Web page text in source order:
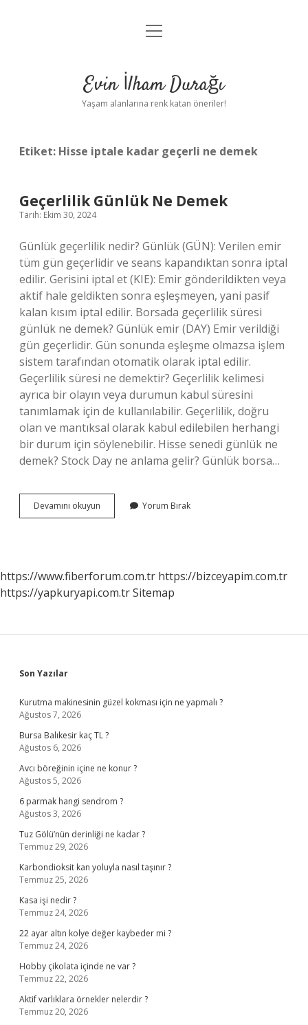
Anasayfa
Yasal Uyarı
menüyü
Evin İlham Durağı
Yaşam alanlarına renk katan öneriler!
Etiket: Hisse iptale kadar geçerli ne demek
Geçerlilik Günlük Ne Demek
Tarih: Ekim 30, 2024
Günlük geçerlilik nedir? Günlük (GÜN): Verilen emir
tüm gün geçerlidir ve seans kapandıktan sonra iptal
edilir. Gerisini iptal et (KIE): Emir gönderildikten veya
aktif hale geldikten sonra eşleşmeyen, yani pasif
kalan kısım iptal edilir. Borsada geçerlilik süresi
günlük ne demek? Günlük emir (DAY) Emir verildiği
gün geçerlidir. Gün sonunda eşleşme olmazsa işlem
sistem tarafından otomatik olarak iptal edilir.
Geçerlilik süresi ne demektir? Geçerlilik kelimesi
ayrıca bir olayın veya durumun kabul süresini
tanımlamak için de kullanılabilir. Geçerlilik, doğru
olan ve mantıksal olarak kabul edilebilen herhangi
bir durum için söylenebilir. Hisse senedi günlük ne
demek? Stock Day ne anlama gelir? Günlük borsa…
Devamını okuyun Geçerlilik
Günlük
Yorum Bırak
https://www.fiberforum.com.tr https://bizceyapim.com.tr
https://yapkuryapi.com.trSitemap
Sidebar
Son Yazılar
Kurutma makinesinin güzel kokması için ne yapmalı ?
Ağustos 7, 2026
Bursa Balıkesir kaç TL ?
Ağustos 6, 2026
Avcı böreğinin içine ne konur ?
Ağustos 5, 2026
6 parmak hangi sendrom ?
Ağustos 3, 2026
Tuz Gölü’nün derinliği ne kadar ?
Temmuz 29, 2026
Karbondioksit kan yoluyla nasıl taşınır ?
Temmuz 25, 2026
Kasa işi nedir ?
Temmuz 24, 2026
22 ayar altın kolye değer kaybeder mi ?
Temmuz 24, 2026
Hobby çikolata içinde ne var ?
Temmuz 22, 2026
Aktif varlıklara örnekler nelerdir ?
Temmuz 20, 2026